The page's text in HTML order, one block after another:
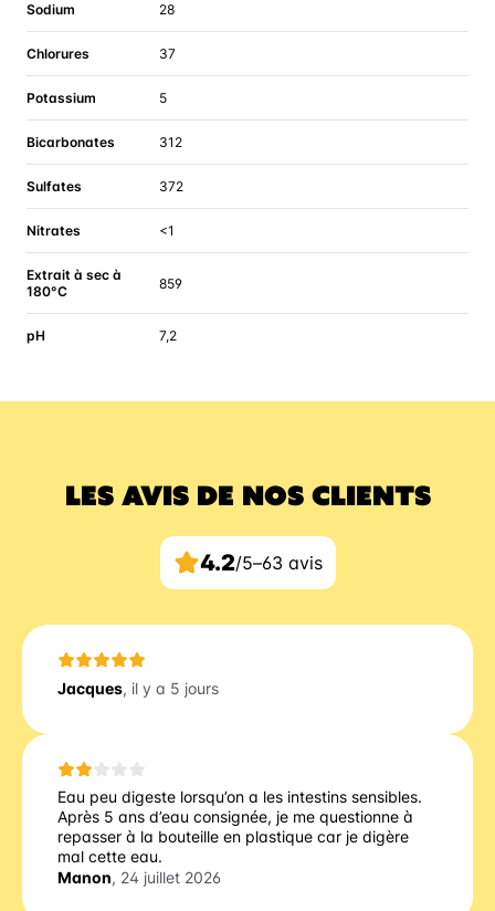
Sodium 28
Chlorures 37
Potassium 5
Bicarbonates 312
Sulfates 372
Nitrates <1
Extrait à sec à
180°C
859
pH 7,2
LES AVIS DE NOS CLIENTS
4.2/5–63 avis
Jacques, il y a 5 jours
Eau peu digeste lorsqu’on a les intestins sensibles.
Après 5 ans d’eau consignée, je me questionne à
repasser à la bouteille en plastique car je digère
mal cette eau.
Manon, 24 juillet 2026